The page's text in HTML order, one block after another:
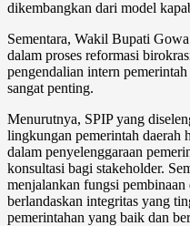
dikembangkan dari model
Sementara, Wakil Bupati
dalam proses reformasi
pengendalian intern
sangat penting.
Menurutnya, SPIP yang
lingkungan pemerintah daerah
dalam penyelenggaraan
konsultasi bagi stakeholder.
menjalankan fungsi pembinaan
berlandaskan integritas yang
pemerintahan yang baik dan